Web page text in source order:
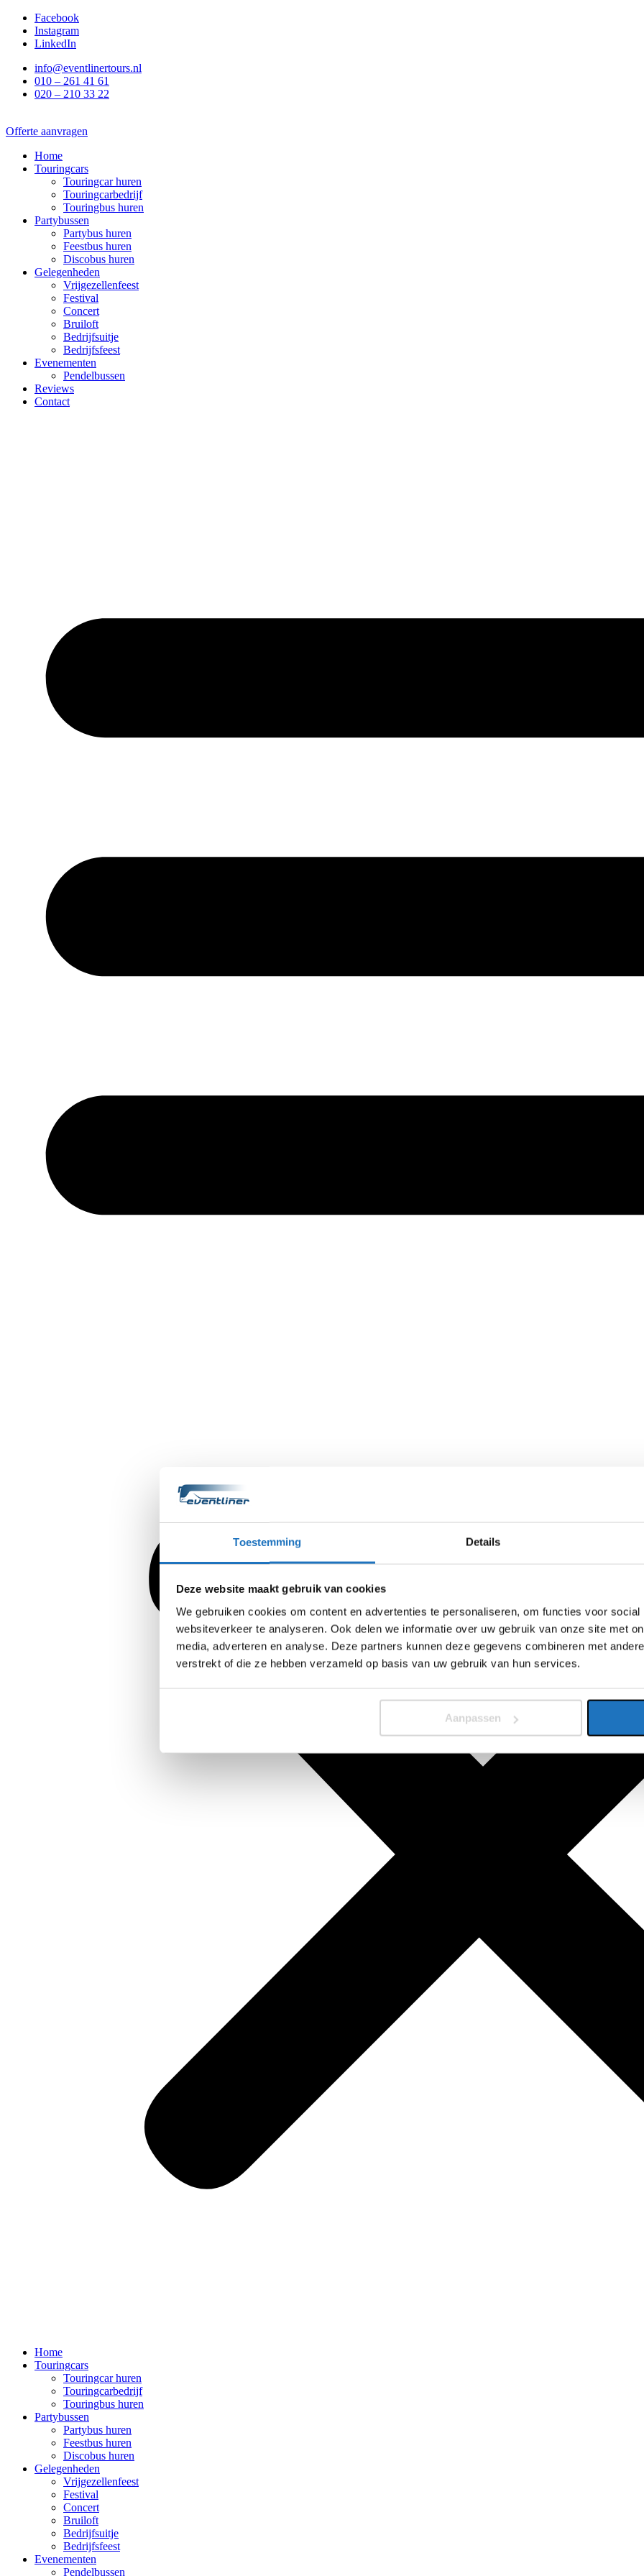
Toestemming Details
Deze website maakt gebruik van cookies
We gebruiken cookies om content en advertenties te personaliseren, om functies voor
websiteverkeer te analyseren. Ook delen we informatie over uw gebruik van onze site met
media, adverteren en analyse. Deze partners kunnen deze gegevens combineren met
verstrekt of die ze hebben verzameld op basis van uw gebruik van hun services.
Aanpassen
naar
Facebook
Instagram
LinkedIn
info@eventlinertours.nl
010 – 261 41 61
020 – 210 33 22
Offerte aanvragen
Home
Touringcars
Touringcar huren
Touringcarbedrijf
Touringbus huren
Partybussen
Partybus huren
Feestbus huren
Discobus huren
Gelegenheden
Vrijgezellenfeest
Festival
Concert
Bruiloft
Bedrijfsuitje
Bedrijfsfeest
Evenementen
Pendelbussen
Reviews
Contact
Home
Touringcars
Touringcar huren
Touringcarbedrijf
Touringbus huren
Partybussen
Partybus huren
Feestbus huren
Discobus huren
Gelegenheden
Vrijgezellenfeest
Festival
Concert
Bruiloft
Bedrijfsuitje
Bedrijfsfeest
Evenementen
Pendelbussen